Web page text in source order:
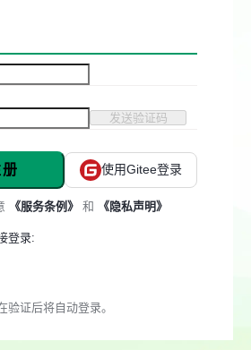
发送验证码
使用Gitee登录
《服务条例》 和 《隐私声明》
登录:
验证后将自动登录。